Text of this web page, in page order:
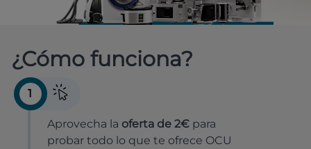
¿Cómo funciona?
1
Aprovecha la oferta de 2€ para
probar todo lo que te ofrece OCU